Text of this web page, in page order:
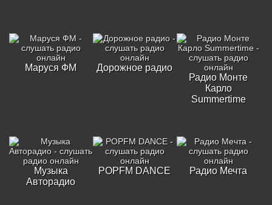
Маруся ФМ
Дорожное радио
Радио Монте
Карло
Summertime
Музыка
Авторадио
POPFM DANCE Радио Мечта